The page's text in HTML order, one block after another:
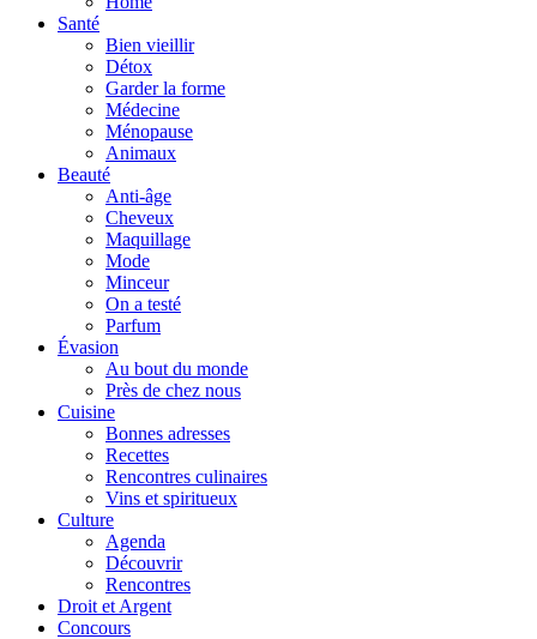
Santé
Bien vieillir
Détox
Garder la forme
Médecine
Ménopause
Animaux
Beauté
Anti-âge
Cheveux
Maquillage
Mode
Minceur
On a testé
Parfum
Évasion
Au bout du monde
Près de chez nous
Cuisine
Bonnes adresses
Recettes
Rencontres culinaires
Vins et spiritueux
Culture
Agenda
Découvrir
Rencontres
Droit et Argent
Concours